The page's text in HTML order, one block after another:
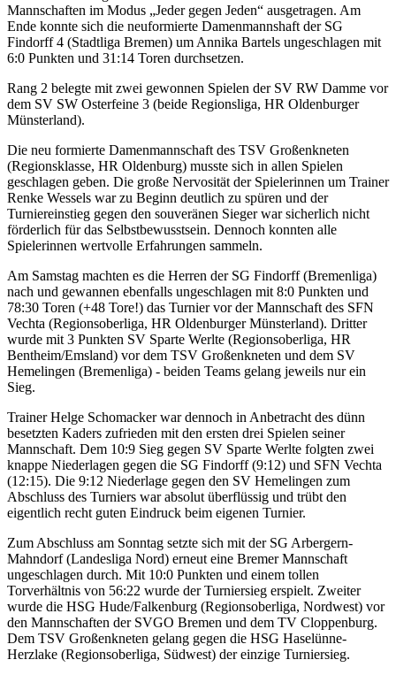
Mannschaften im Modus „Jeder gegen Jeden“ ausgetragen. Am
Ende konnte sich die neuformierte Damenmannshaft der SG
Findorff 4 (Stadtliga Bremen) um Annika Bartels ungeschlagen mit
6:0 Punkten und 31:14 Toren durchsetzen.
Rang 2 belegte mit zwei gewonnen Spielen der SV RW Damme vor
dem SV SW Osterfeine 3 (beide Regionsliga, HR Oldenburger
Münsterland).
Die neu formierte Damenmannschaft des TSV Großenkneten
(Regionsklasse, HR Oldenburg) musste sich in allen Spielen
geschlagen geben. Die große Nervosität der Spielerinnen um Trainer
Renke Wessels war zu Beginn deutlich zu spüren und der
Turniereinstieg gegen den souveränen Sieger war sicherlich nicht
förderlich für das Selbstbewusstsein. Dennoch konnten alle
Spielerinnen wertvolle Erfahrungen sammeln.
Am Samstag machten es die Herren der SG Findorff (Bremenliga)
nach und gewannen ebenfalls ungeschlagen mit 8:0 Punkten und
78:30 Toren (+48 Tore!) das Turnier vor der Mannschaft des SFN
Vechta (Regionsoberliga, HR Oldenburger Münsterland). Dritter
wurde mit 3 Punkten SV Sparte Werlte (Regionsoberliga, HR
Bentheim/Emsland) vor dem TSV Großenkneten und dem SV
Hemelingen (Bremenliga) - beiden Teams gelang jeweils nur ein
Sieg.
Trainer Helge Schomacker war dennoch in Anbetracht des dünn
besetzten Kaders zufrieden mit den ersten drei Spielen seiner
Mannschaft. Dem 10:9 Sieg gegen SV Sparte Werlte folgten zwei
knappe Niederlagen gegen die SG Findorff (9:12) und SFN Vechta
(12:15). Die 9:12 Niederlage gegen den SV Hemelingen zum
Abschluss des Turniers war absolut überflüssig und trübt den
eigentlich recht guten Eindruck beim eigenen Turnier.
Zum Abschluss am Sonntag setzte sich mit der SG Arbergern-
Mahndorf (Landesliga Nord) erneut eine Bremer Mannschaft
ungeschlagen durch. Mit 10:0 Punkten und einem tollen
Torverhältnis von 56:22 wurde der Turniersieg erspielt. Zweiter
wurde die HSG Hude/Falkenburg (Regionsoberliga, Nordwest) vor
den Mannschaften der SVGO Bremen und dem TV Cloppenburg.
Dem TSV Großenkneten gelang gegen die HSG Haselünne-
Herzlake (Regionsoberliga, Südwest) der einzige Turniersieg.